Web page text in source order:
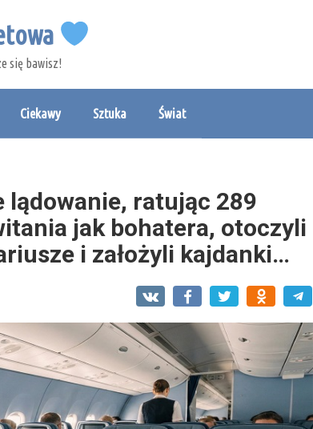
się bawisz!
Ciekawy Sztuka Świat
lądowanie, ratując 289
jak bohatera, otoczyli
i założyli kajdanki…